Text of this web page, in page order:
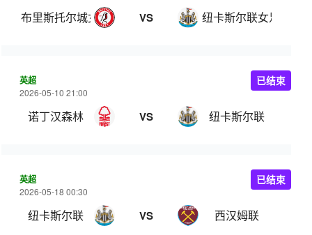
布里斯托尔城女足 VS 纽卡斯尔联女足
英超
2026-05-10 21:00
诺丁汉森林 VS 纽卡斯尔联
已结束
英超
2026-05-18 00:30
纽卡斯尔联 VS 西汉姆联
已结束